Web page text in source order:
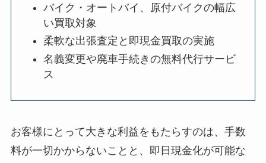
バイク・オートバイ、原付バイクの幅広
い買取対象
柔軟な出張査定と即現金買取の実施
名義変更や廃車手続きの無料代行サービ
ス
お客様にとって大きな利益をもたらすのは、手数
料が一切かからないことと、即日現金化が可能な